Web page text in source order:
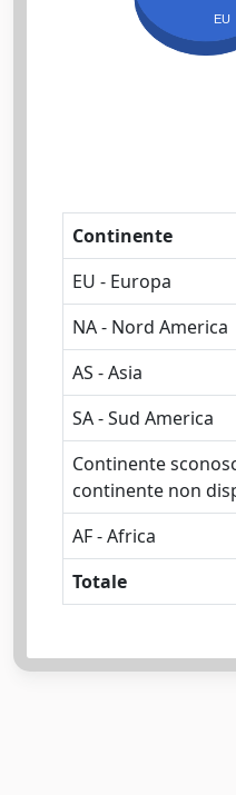
EU
Continente
EU - Europa
NA - Nord America
AS - Asia
SA - Sud America
Continente
continente non
AF - Africa
Totale